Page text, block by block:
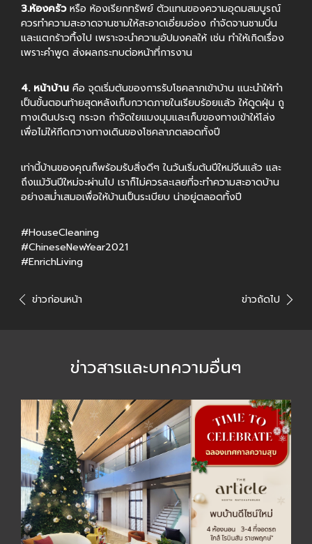
3.ห้องครัวหรือ ห้องเรียกทรัพย์ ตัวแทนของความอุดมสมบูรณ์
ควรทำความสะอาดจานชามให้สะอาดเอี่ยมอ่อง กำจัดจานชามบิ่น
และแตกร้าวทื้งไป เพราะจะนำความอัปมงคลให้ เช่น ทำให้เกิดเรื่อง
เพราะคำพูด ส่งผลกระทบต่อหน้าที่การงาน
4. หน้าบ้าน คือ จุดเริ่มต้นของการรับโชคลาภเข้าบ้าน แนะนำให้ทำ
เป็นขั้นตอนท้ายสุดหลังเก็บกวาดภายในเรียบร้อยแล้ว ให้ดูดฝุ่น ถู
ทางเดินประตู กระจก กำจัดใยแมงมุมและเก็บของทางเข้าให้โล่ง
เพื่อไม่ให้กีดกวางทางเดินของโชคลาภตลอดทั้งปี
เท่านี้บ้านของคุณก็พร้อมรับสิ่งดีๆ ในวันเริ่มต้นปีใหม่จีนแล้ว และ
ถึงแม้วันปีใหม่จะผ่านไป เราก็ไม่ควรละเลยที่จะทำความสะอาดบ้าน
อย่างสม่ำเสมอเพื่อให้บ้านเป็นระเบียบ น่าอยู่ตลอดทั้งปี
#HouseCleaning
#ChineseNewYear2021
#EnrichLiving
ข่าวก่อนหน้า ข่าวถัดไป
ข่าวสารและบทความอื่นๆ